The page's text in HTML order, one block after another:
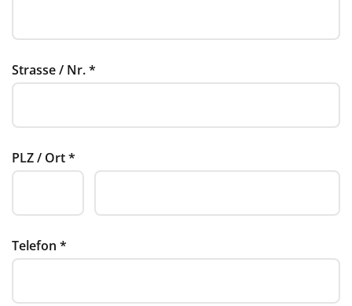
Strasse / Nr.*
PLZ / Ort*
Telefon *